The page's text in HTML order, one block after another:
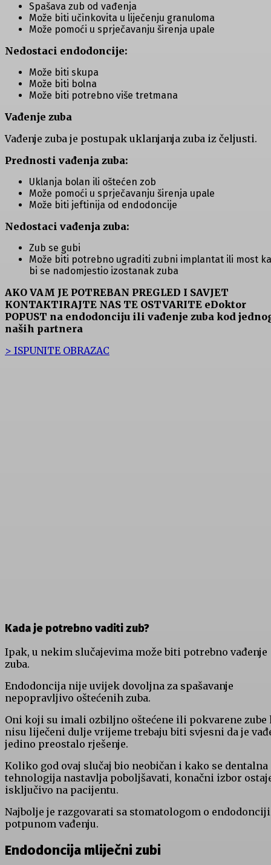
Spašava zub od vađenja
Može biti učinkovita u liječenju granuloma
Može pomoći u sprječavanju širenja upale
Nedostaci endodoncije:
Može biti skupa
Može biti bolna
Može biti potrebno više tretmana
Vađenje zuba
Vađenje zuba je postupak uklanjanja zuba iz čeljusti.
Prednosti vađenja zuba:
Uklanja bolan ili oštećen zob
Može pomoći u sprječavanju širenja upale
Može biti jeftinija od endodoncije
Nedostaci vađenja zuba:
Zub se gubi
Može biti potrebno ugraditi zubni implantat ili most
bi se nadomjestio izostanak zuba
AKO VAM JE POTREBAN PREGLED I SAVJET
KONTAKTIRAJTE NAS TE OSTVARITE eDoktor
POPUST na endodonciju ili vađenje zuba kod
naših partnera
> ISPUNITE OBRAZAC
Kada je potrebno vaditi zub?
Ipak, u nekim slučajevima može biti potrebno vađenje
zuba.
Endodoncija nije uvijek dovoljna za spašavanje
nepopravljivo oštećenih zuba.
Oni koji su imali ozbiljno oštećene ili pokvarene zube
nisu liječeni dulje vrijeme trebaju biti svjesni da je
jedino preostalo rješenje.
Koliko god ovaj slučaj bio neobičan i kako se dentalna
tehnologija nastavlja poboljšavati, konačni izbor
isključivo na pacijentu.
Najbolje je razgovarati sa stomatologom o
potpunom vađenju.
Endodoncija mliječni zubi